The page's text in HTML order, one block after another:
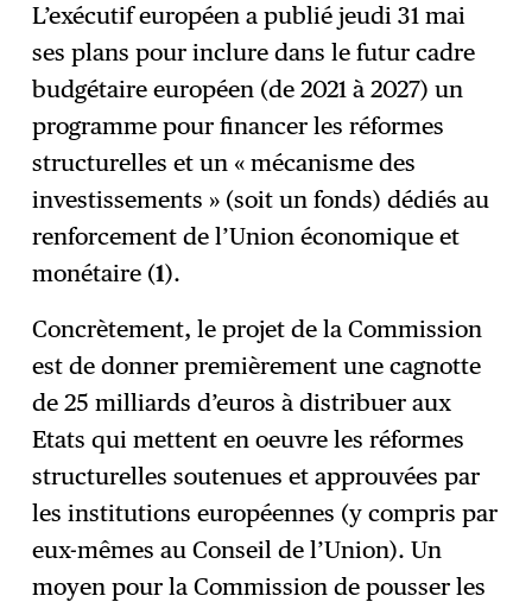
L’exécutif européen a publié jeudi 31 mai
ses plans pour inclure dans le futur cadre
budgétaire européen (de 2021 à 2027) un
programme pour financer les réformes
structurelles et un « mécanisme des
investissements » (soit un fonds) dédiés au
renforcement de l’Union économique et
monétaire (1).
Concrètement, le projet de la Commission
est de donner premièrement une cagnotte
de 25 milliards d’euros à distribuer aux
Etats qui mettent en oeuvre les réformes
structurelles soutenues et approuvées par
les institutions européennes (y compris par
eux-mêmes au Conseil de l’Union). Un
moyen pour la Commission de pousser les